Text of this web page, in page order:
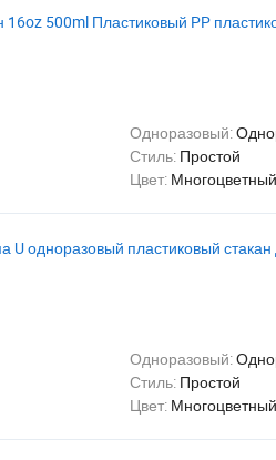
16oz 500ml Пластиковый PP
Одноразовый:
Стиль: Простой
Цвет: Многоцветный
одноразовый пластиковый
Одноразовый:
Стиль: Простой
Цвет: Многоцветный